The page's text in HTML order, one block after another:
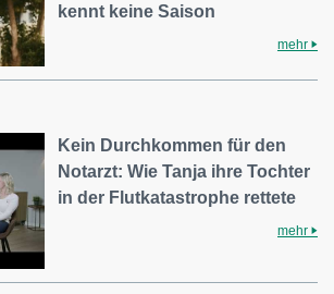
kennt keine Saison
mehr
Kein Durchkommen für den
Notarzt: Wie Tanja ihre Tochter
in der Flutkatastrophe rettete
mehr